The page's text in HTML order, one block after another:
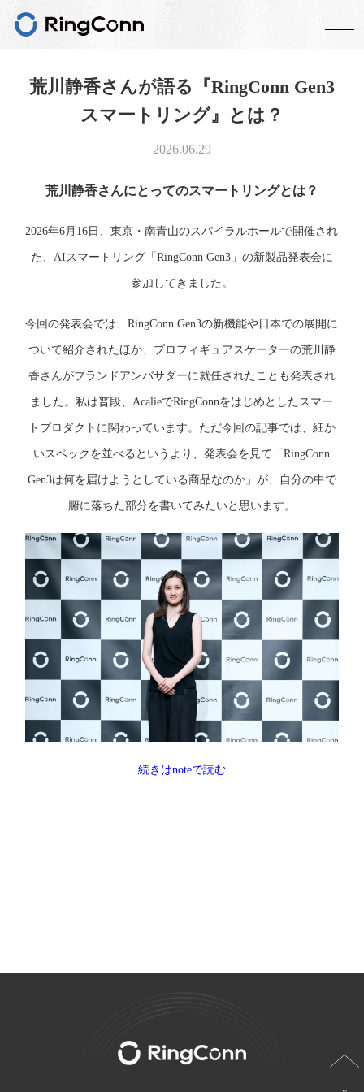
荒川静香さんが語る『RingConn Gen3
スマートリング』とは？
2026.06.29
荒川静香さんにとってのスマートリングとは？
2026年6月16日、東京・南青山のスパイラルホールで開催され
た、AIスマートリング「RingConn Gen3」の新製品発表会に
参加してきました。
今回の発表会では、RingConn Gen3の新機能や日本での展開に
ついて紹介されたほか、プロフィギュアスケーターの荒川静
香さんがブランドアンバサダーに就任されたことも発表され
ました。私は普段、AcalieでRingConnをはじめとしたスマー
トプロダクトに関わっています。ただ今回の記事では、細か
いスペックを並べるというより、発表会を見て「RingConn
Gen3は何を届けようとしている商品なのか」が、自分の中で
腑に落ちた部分を書いてみたいと思います。
続きはnoteで読む